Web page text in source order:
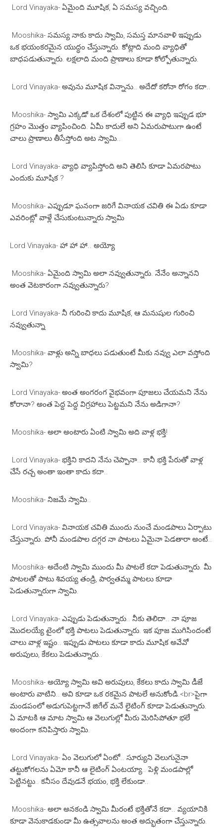
Lord Vinayaka- ఏమైంది మూషిక, ఏ సమస్య వచ్చింది.
Mooshika- సమస్య నాకు కాదు స్వామి, సమస్త మానవాళి ఇప్పుడు
ఒక భయంకరమైన యుద్ధం చేస్తున్నారు. కోట్లాది మంది వ్యాధితో
బాధపడుతున్నారు. లక్షలాది మంది ప్రాణాలు కూడా కోల్పోతున్నారు.
Lord Vinayaka- అవును మూషిక విన్నాను.. అదేదో కరోనా రోగం కదా..
Mooshika- స్వామి ఎక్కడో ఒక దేశంలో పుట్టిన ఈ వ్యాధి ఇప్పుడ భూ
గ్రహం మొత్తం వ్యాపించింది. ఏమీ కాదులే అని ఏమరుపాటుగా ఉంటే
చాలు ప్రాణాలు తీసేస్తోంది అట స్వామి..
Lord Vinayaka- వ్యాధి వ్యాపిస్తోంది అని తెలిసి కూడా ఏమరపాటు
ఎందుకు మూషిక ?
Mooshika- ఎప్పుడూ ఘనంగా జరిగే వినాయక చవితి ఈ ఏడు కూడా
ఎవరింట్లో వాళ్లే చేసుకుంటున్నారు స్వామి
Lord Vinayaka- హా హా హా.. అయ్యో
Mooshika- ఏమైంది స్వామి అలా నవ్వుతున్నారు. నేనేం అన్నానని
అంత వెటకారంగా నవ్వుతున్నారు?
Lord Vinayaka- నీ గురించి కాదు మూషిక, ఆ మనుషుల గురించి
నవ్వుతున్నా
Mooshika- వాళ్లు అన్ని బాధలు పడుతుంటే మీకు నవ్వు ఎలా వస్తోంది
స్వామి?
Lord Vinayaka- అంత అంగరంగ వైభవంగా పూజలు చేయమని నేను
కోరానా? అంత పెద్ద పెద్ద విగ్రహాలు పెట్టమని నేను అడిగానా?
Mooshika- అలా అంటారు ఏంటి స్వామి అది వాళ్ల భక్తి!
Lord Vinayaka- భక్తిని కాదని నేను చెప్పానా.. కానీ భక్తి పేరుతో వాళ్ల
చేసే రచ్చ అంతా ఇంతా కాదు కదా..
Mooshika- నిజమే స్వామి..
Lord Vinayaka- వినాయక చవితి ముందు నుంచే మండపాలు ఏర్పాటు
చేస్తున్నారు. పోనీ మండపాల దగ్గర నా పాటలు ఏమైనా పెడతారా అంటే..
Mooshika- అదేంటి స్వామి ముందు మీ పాటలే కదా పెడుతున్నారు. మీ
పాటలతో పాటు శివయ్య తండ్రి, పార్వతమ్మ పాటలు కూడా
పెడుతున్నారుగా స్వామి.
Lord Vinayaka- ఎప్పుడు పెడుతున్నారు.. నీకు తెలిదా.. నా పూజ
మొదలయ్యే టైంలో భక్తి పాటలు పెడుతున్నారు. ఇక పూజ ముగిసిందంటే
చాలు వాళ్ల ఇష్టం.. ఇప్పుడు పాటలు కూడా కాదు మూషిక అవేవో
అరుపులు, కేకలు పెడుతున్నారు..
Mooshika- అయ్యో స్వామి అవి అరుపులు, కేకలు కాదు స్వామి డీజే
అంటారు వాటిని.. అవి కూడా ఒక రకమైన పాటలే అనుకోండి.<br>పైగా
మండపంలో అడుగుపెట్టగానే జిగేల్ మనే లైటింగ్ కూడా పెడుతున్నారు.
ఏ మాటకి ఆ మాట స్వామి ఆ వెలుగుల్లో మీరు మెరిసిపోతూ భలే
అందంగా కనిపిస్తారు స్వామి.
Lord Vinayaka- ఏం వెలుగులో ఏంటో.. సూర్యుని వెలుగునైనా
తట్టుకోగలను ఏమో కానీ ఆ లైటింగ్ ఏంటయ్యా.. పెళ్లి మండపాల్లో
పెట్టినట్టు.. కనీసం దేవుడనే భయం, భక్తి లేకుండా..
Mooshika- అలా అనకండి స్వామి మీరంటే భక్తితోనే కదా.. వ్యయానికి
కూడా వెనుకాడకుండా మీ ఉత్సవాలను అంత అద్భుతంగా చేస్తున్నారు.